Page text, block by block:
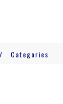
Categories